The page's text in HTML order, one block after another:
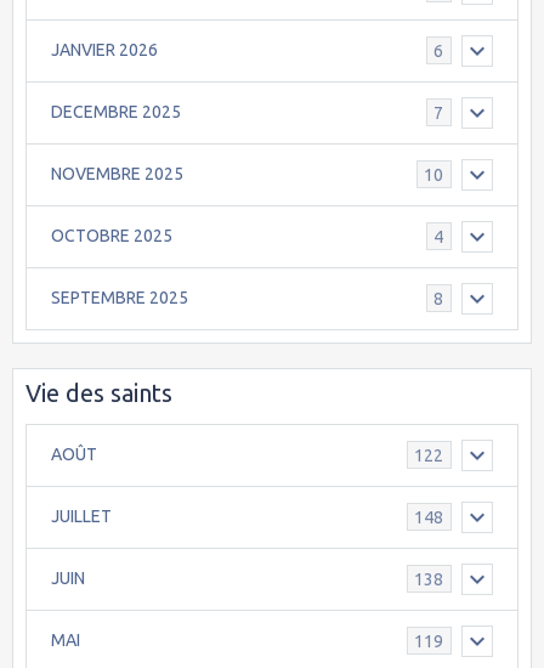
JANVIER 2026 6
DECEMBRE 2025 7
NOVEMBRE 2025 10
OCTOBRE 2025 4
SEPTEMBRE 2025 8
Vie des saints
AOÛT 122
JUILLET 148
JUIN 138
MAI 119